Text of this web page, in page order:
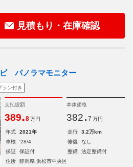
見積もり・在庫確認
ビ パノラマモニター
ラン付き
支払総額
389.8 万円
本体価格
382. 7 万円
年式 2021年 走行
3.2万km
車検
'28/4 修復
なし
保証
保証付 整備
法定整備付
住所
静岡県 浜松市中央区